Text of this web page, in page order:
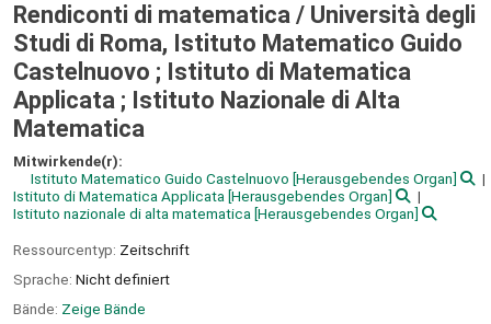
Rendiconti di matematica / Università degli
Studi di Roma, Istituto Matematico Guido
Castelnuovo ; Istituto di Matematica
Applicata ; Istituto Nazionale di Alta
Matematica
Mitwirkende(r):
Istituto Matematico Guido Castelnuovo [Herausgebendes Organ]
Istituto di Matematica Applicata [Herausgebendes Organ]
Istituto nazionale di alta matematica [Herausgebendes Organ]
Ressourcentyp: Zeitschrift
Sprache: Nicht definiert
Bände: Zeige Bände